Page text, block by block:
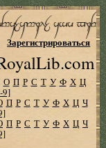
Зарегистрироваться
О П Р С Т У Ф Х Ц
9]
П Р С Т У Ф Х Ц Ч
П Р С Т У Ф Х Ц Ч